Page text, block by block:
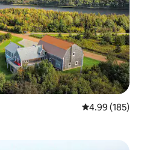
Calificación
4.99 (185)